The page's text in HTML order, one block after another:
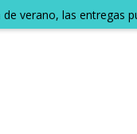
verano, las entregas